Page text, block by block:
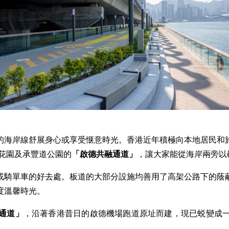
岸線舒展身心或享受惬意時光。香港近年積極向本地居民
園及承豐道公園的 「啟德共融通道 」 ，讓大家能從海岸兩旁
單車的好去處。板道的大部分設施均善用了高架公路下的
馨時光。
道 」
，沿著香港昔日的啟德機場跑道原址而建，現已蜕變